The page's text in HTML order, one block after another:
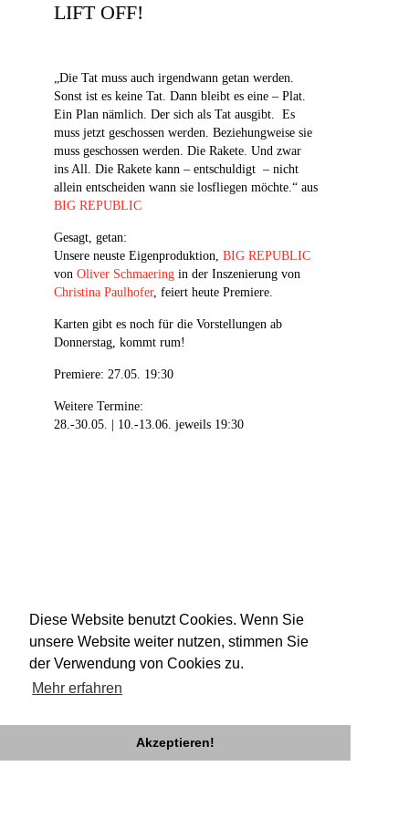
Diese Website benutzt Cookies. Wenn Sie
unsere Website weiter nutzen, stimmen Sie
der Verwendung von Cookies zu.
Mehr erfahren
Akzeptieren!
LIFT OFF!
„Die Tat muss auch irgendwann getan werden.
Sonst ist es keine Tat. Dann bleibt es eine – Plat.
Ein Plan nämlich. Der sich als Tat ausgibt. Es
muss jetzt geschossen werden. Beziehungweise sie
muss geschossen werden. Die Rakete. Und zwar
ins All. Die Rakete kann – entschuldigt – nicht
allein entscheiden wann sie losfliegen möchte.“ aus
BIG REPUBLIC
Gesagt, getan:
Unsere neuste Eigenproduktion, BIG REPUBLIC
von Oliver Schmaering in der Inszenierung von
Christina Paulhofer, feiert heute Premiere.
Karten gibt es noch für die Vorstellungen ab
Donnerstag, kommt rum!
Premiere: 27.05. 19:30
Weitere Termine:
28.-30.05. | 10.-13.06. jeweils 19:30